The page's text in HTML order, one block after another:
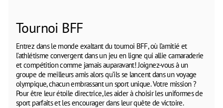
Tournoi BFF
Entrez dans le monde exaltant du tournoi BFF, où l’amitié et
l’athlétisme convergent dans un jeu en ligne qui allie camaraderie
et compétition comme jamais auparavant! Joignez-vous à un
groupe de meilleurs amis alors qu’ils se lancent dans un voyage
olympique, chacun embrassant un sport unique. Votre mission ?
Pour être leur étoile directrice, les aider à choisir les uniformes de
sport parfaits et les encourager dans leur quête de victoire.